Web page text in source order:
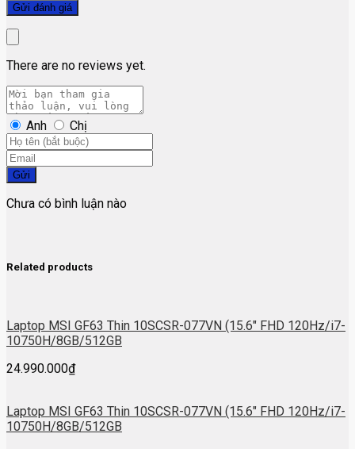
There are no reviews yet.
Anh Chị
Gửi
Chưa có bình luận nào
Related products
Laptop MSI GF63 Thin 10SCSR-077VN (15.6″ FHD 120Hz/i7-
10750H/8GB/512GB
24.990.000₫
Laptop MSI GF63 Thin 10SCSR-077VN (15.6″ FHD 120Hz/i7-
10750H/8GB/512GB